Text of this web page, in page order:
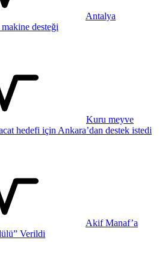
Antalya
desteği
Kuru meyve
hedefi için Ankara’dan destek istedi
Akif Manaf’a
Verildi